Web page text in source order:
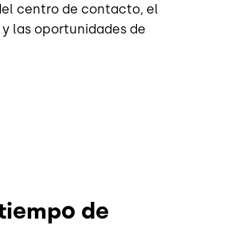
centro de contacto, el
y las oportunidades de
de